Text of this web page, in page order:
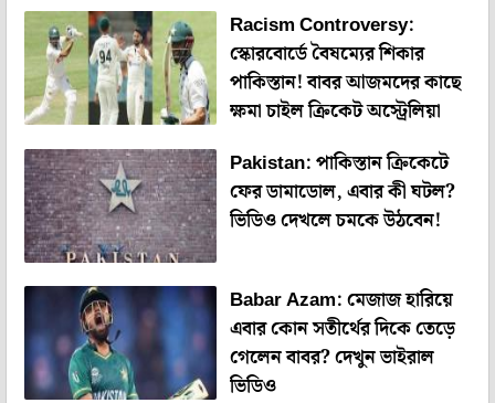
Racism Controversy:
স্কোরবোর্ডে বৈষম্যের শিকার
পাকিস্তান! বাবর আজমদের কাছে
ক্ষমা চাইল ক্রিকেট অস্ট্রেলিয়া
Pakistan: পাকিস্তান ক্রিকেটে
ফের ডামাডোল, এবার কী ঘটল?
ভিডিও দেখলে চমকে উঠবেন!
Babar Azam: মেজাজ হারিয়ে
এবার কোন সতীর্থের দিকে তেড়ে
গেলেন বাবর? দেখুন ভাইরাল
ভিডিও